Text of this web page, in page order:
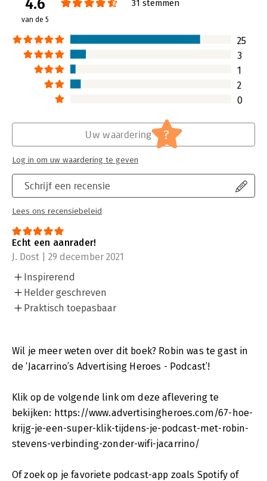
founder of NLP, 2020
4.6
van de 5
31 stemmen
25
3
1
2
0
Schrijf een recensie
Lees ons recensiebeleid
Uw waardering ?
Log in om uw waardering te geven
Echt een aanrader!
J. Dost | 29 december 2021
Inspirerend
Helder geschreven
Praktisch toepasbaar
Wil je meer weten over dit boek? Robin was te gast in
de ‘Jacarrino’s Advertising Heroes - Podcast’!
Klik op de volgende link om deze aflevering te
bekijken: https://www.advertisingheroes.com/67-hoe-
krijg-je-een-super-klik-tijdens-je-podcast-met-robin-
stevens-verbinding-zonder-wifi-jacarrino/
Of zoek op je favoriete podcast-app zoals Spotify of